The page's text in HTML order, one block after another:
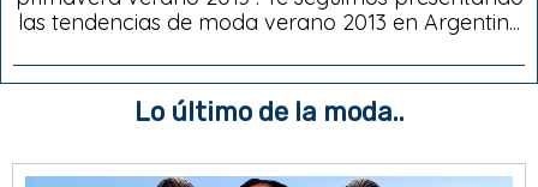
las tendencias de moda verano 2013 en Argentin...
Lo último de la moda..